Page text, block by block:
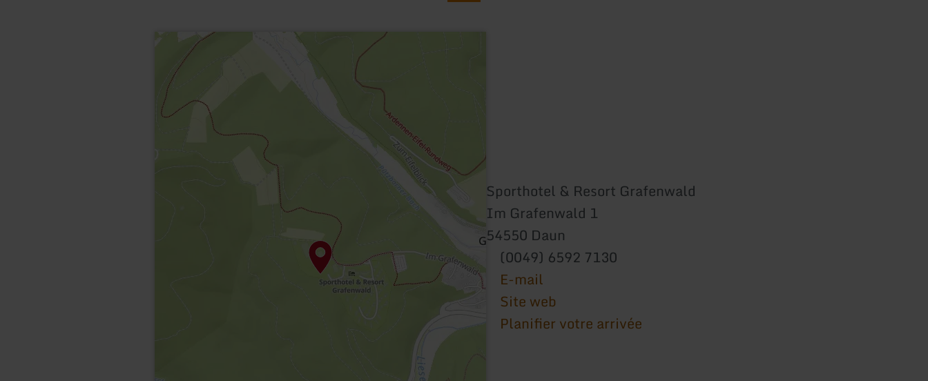
Sporthotel & Resort Grafenwald
Im Grafenwald 1
54550 Daun
(0049) 6592 7130
E-mail
Site web
Planifier votre arrivée